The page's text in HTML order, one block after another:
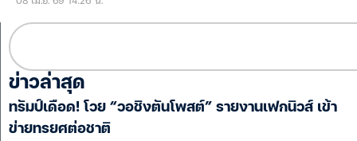
ข่าวล่าสุด
ทรัมป์เดือด! โวย “วอชิงตันโพสต์” รายงานเฟกนิวส์ เข้า
ข่ายทรยศต่อชาติ